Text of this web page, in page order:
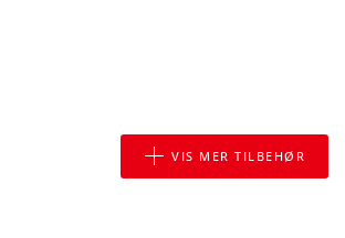
VIS MER TILBEHØR